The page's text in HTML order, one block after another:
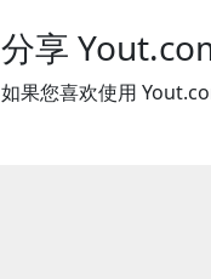
分享
如果您喜欢使用